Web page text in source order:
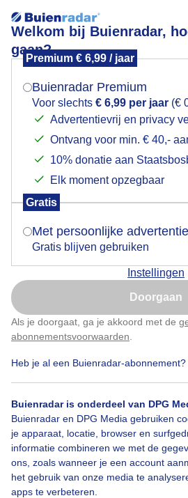
Welkom bij Buienradar,
gaan?
Premium € 6,99 / jaar
Buienradar Premium
Voor slechts € 6,99 per jaar (€
Advertentievrij en privacy
Ontvang voor min. € 40,-
10% donatie aan
Elk moment opzegbaar
Gratis
Met persoonlijke
Gratis blijven gebruiken
Instellingen
Doorgaan
Als je doorgaat, ga je akkoord met de
abonnementsvoorwaarden
Heb je al een Buienradar-abonnement?
Buienradar is onderdeel van DPG
Buienradar en DPG Media gebruiken
je apparaat, locatie, browser en
informatie combineren we met de
ons, zoals wanneer je een account
het gebruik van onze media te
apps te verbeteren.
Zon en wolken met 21 graden
Breda.
Door: Henk Voermans Gemaakt: 05-08-
Een moment geduld
Mogen we je locatie
Indien je hier nog geen
verschijnt er zo een pop-up
Is goed, toon de
Nu niet,
Klik hierom dit aan